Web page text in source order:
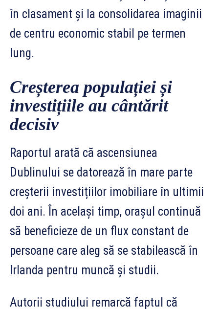
în clasament și la consolidarea imaginii
de centru economic stabil pe termen
lung.
Creșterea populației și
investițiile au cântărit
decisiv
Raportul arată că ascensiunea
Dublinului se datorează în mare parte
creșterii investițiilor imobiliare în ultimii
doi ani. În același timp, orașul continuă
să beneficieze de un flux constant de
persoane care aleg să se stabilească în
Irlanda pentru muncă și studii.
Autorii studiului remarcă faptul că